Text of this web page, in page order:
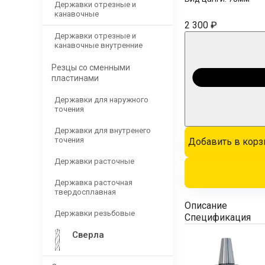
Державки отрезные и
канавочные
Державки отрезные и
канавочные внутренние
Резцы со сменными
пластинами
Державки для наружного
точения
Державки для внутренего
точения
Державки расточные
Державка расточная
твердосплавная
Державки резьбовые
Сверла
2 300 ₽
Добавить в
Описание
Спецификация